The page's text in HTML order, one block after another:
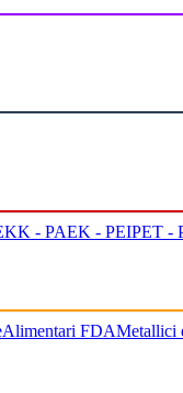
- PAEK - PEIPET -
Alimentari FDAMetallici